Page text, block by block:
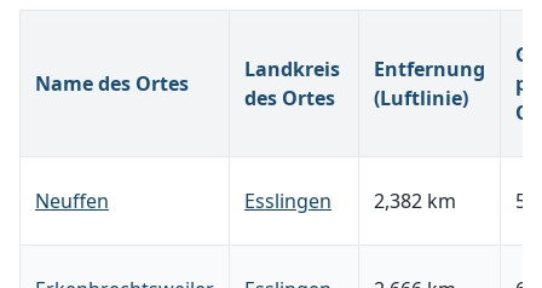
Name des Ortes
Landkreis
des Ortes
Entfernung
(Luftlinie)
Neuffen Esslingen 2,382 km